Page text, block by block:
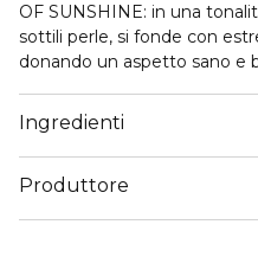
OF SUNSHINE: in una
sottili perle, si fonde con
donando un aspetto sano e
tutto insieme al profumo
agitare bene il flacone prima
abbronzanti. Puoi usarle da
mescolarle con la tua
Ingredienti
Produttore